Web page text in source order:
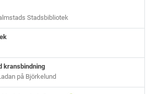
Stadsbibliotek
kransbindning
på Björkelund